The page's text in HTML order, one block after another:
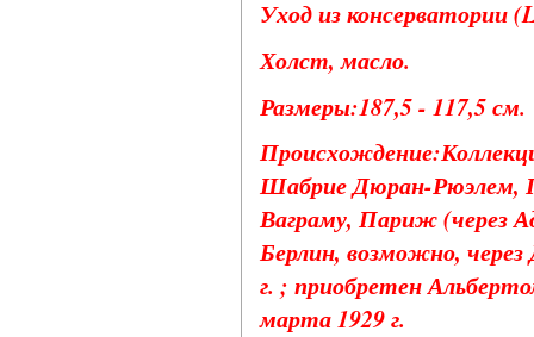
Уход из консерватории
Холст, масло.
Размеры:187,5 - 117,5 см.
Шабрие Дюран-Рюэлем,
Ваграму, Париж (через
Берлин, возможно,
г. ; приобретен
марта 1929 г.